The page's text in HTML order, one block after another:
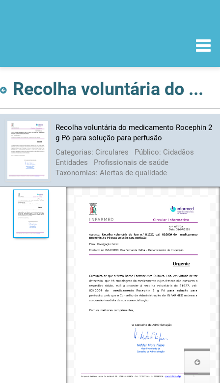
Recolha voluntária do medicamento Rocephin 2 g Pó para solução para perfusão
Recolha voluntária do medicamento Rocephin 2
g Pó para solução para perfusão
Categorias: Circulares Público: Cidadãos
Entidades
Profissionais de saúde
Taxonomias: Alertas de qualidade